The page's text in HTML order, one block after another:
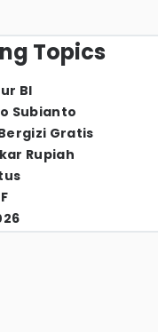
Topics
BI
Subianto
Gratis
Rupiah